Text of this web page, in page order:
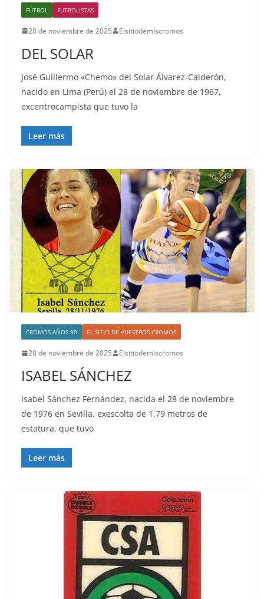
FÚTBOL FUTBOLISTAS
28 de noviembre de 2025 Elsitiodemiscromos
DEL SOLAR
José Guillermo «Chemo» del Solar Álvarez-Calderón,
nacido en Lima (Perú) el 28 de noviembre de 1967,
excentrocampista que tuvo la
Leer más
CROMOS AÑOS 90 EL SITIO DE VUESTROS CROMOS
28 de noviembre de 2025 Elsitiodemiscromos
ISABEL SÁNCHEZ
Isabel Sánchez Fernández, nacida el 28 de noviembre
de 1976 en Sevilla, exescolta de 1,79 metros de
estatura, que tuvo
Leer más